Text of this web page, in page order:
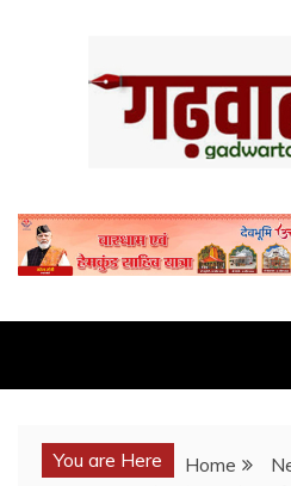
You are Here Home